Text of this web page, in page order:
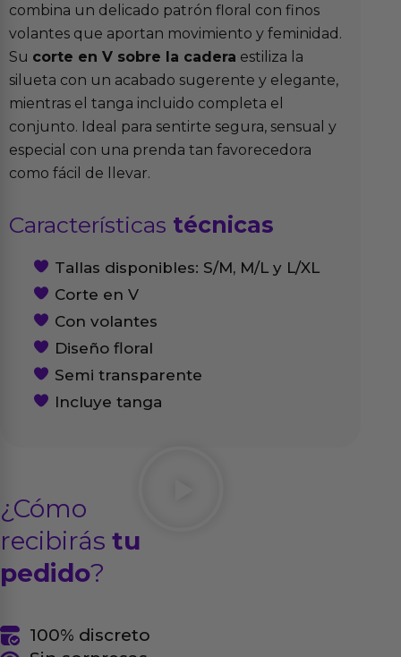
combina un delicado patrón floral con finos
volantes que aportan movimiento y feminidad.
Su corte en V sobre la cadera estiliza la
silueta con un acabado sugerente y elegante,
mientras el tanga incluido completa el
conjunto. Ideal para sentirte segura, sensual y
especial con una prenda tan favorecedora
como fácil de llevar.
Características técnicas
Tallas disponibles: S/M, M/L y L/XL
Corte en V
Con volantes
Diseño floral
Semi transparente
Incluye tanga
¿Cómo
recibirás tu
pedido?
100% discreto